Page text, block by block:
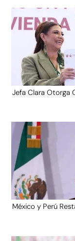
Jefa Clara Otorga
México y Perú